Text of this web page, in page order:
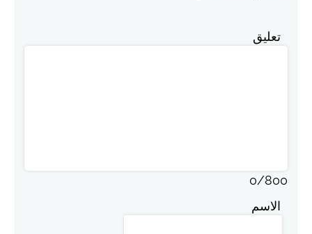
تعليق
0/800
الاسم